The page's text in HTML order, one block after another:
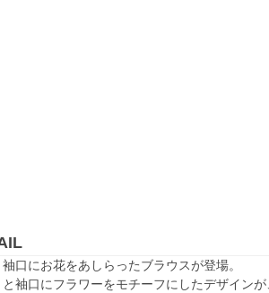
口にお花をあしらったブラウスが登場。
袖口にフラワーをモチーフにしたデザイン